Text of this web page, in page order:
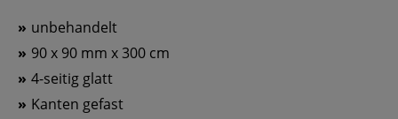
unbehandelt
90 x 90 mm x 300 cm
4-seitig glatt
Kanten gefast